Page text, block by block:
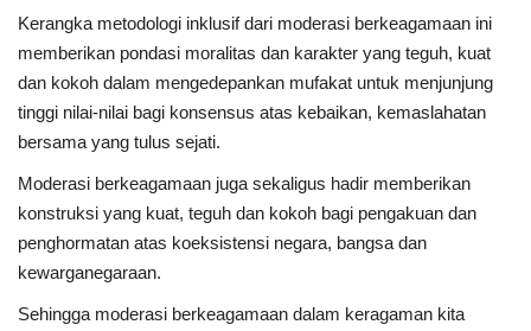
Kerangka metodologi inklusif dari moderasi berkeagamaan ini
memberikan pondasi moralitas dan karakter yang teguh, kuat
dan kokoh dalam mengedepankan mufakat untuk menjunjung
tinggi nilai-nilai bagi konsensus atas kebaikan, kemaslahatan
bersama yang tulus sejati.
Moderasi berkeagamaan juga sekaligus hadir memberikan
konstruksi yang kuat, teguh dan kokoh bagi pengakuan dan
penghormatan atas koeksistensi negara, bangsa dan
kewarganegaraan.
Sehingga moderasi berkeagamaan dalam keragaman kita